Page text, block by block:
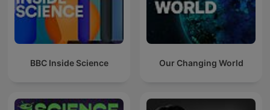
BBC Inside Science Our Changing World